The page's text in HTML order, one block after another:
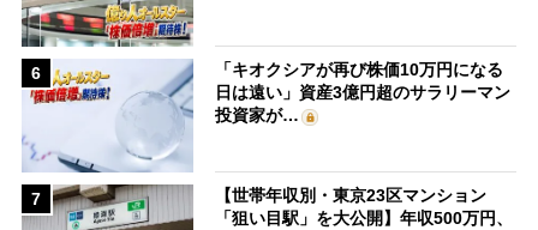
6
「キオクシアが再び株価10万円になる
日は遠い」資産3億円超のサラリーマン
投資家が…
7
【世帯年収別・東京23区マンション
「狙い目駅」を大公開】年収500万円、